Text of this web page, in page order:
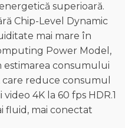
superioară.
Chip-Level Dynamic
mai mare în
Power Model,
estimarea consumului
care reduce consumul
4K la 60 fps HDR.1
fluid, mai conectat